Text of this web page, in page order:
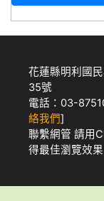
花蓮縣明利國
35號
電話：03-
絡我們]
聯繫網管 請用
得最佳瀏覽效果